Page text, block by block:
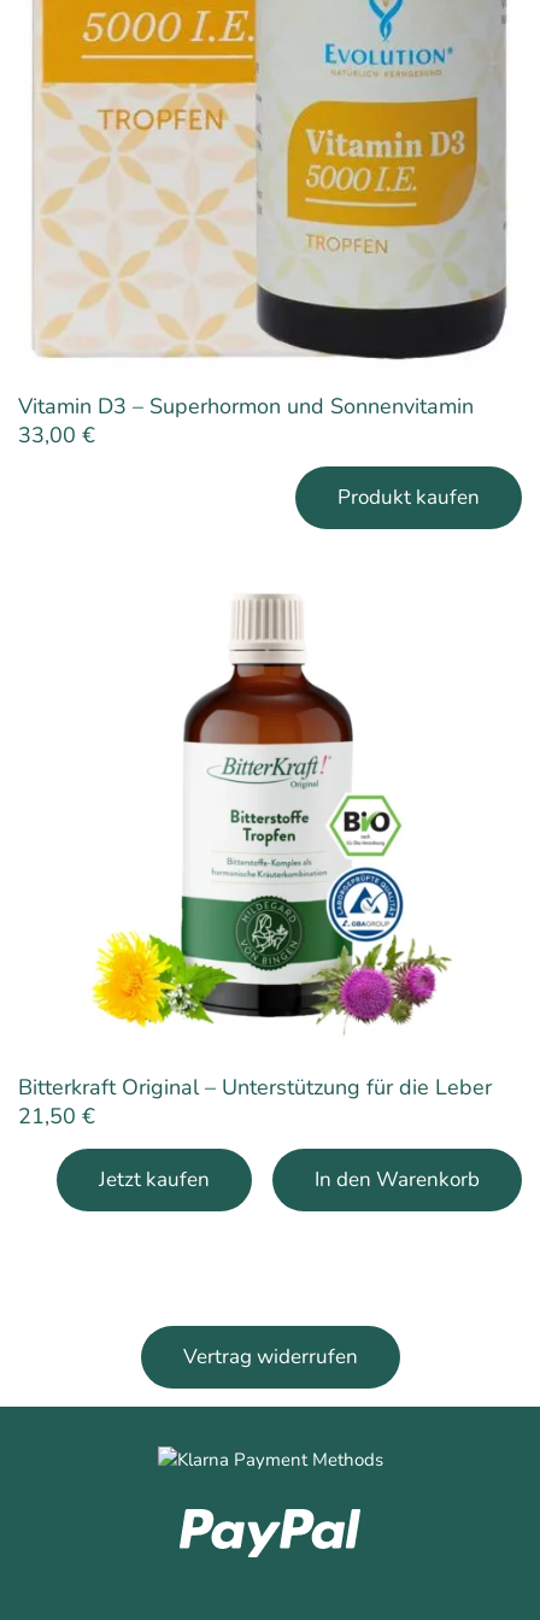
Vitamin D3 – Superhormon und Sonnenvitamin
33,00 €
Produkt kaufen
Bitterkraft Original – Unterstützung für die Leber
21,50 €
In den Warenkorb
Jetzt kaufen
Vertrag widerrufen